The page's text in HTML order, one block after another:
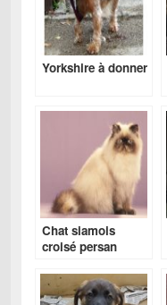
Yorkshire à donner
Chat siamois
croisé persan